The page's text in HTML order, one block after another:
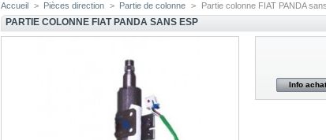
Accueil > Pièces direction > Partie de colonne > Partie colonne FIAT PANDA
PARTIE COLONNE FIAT PANDA SANS ESP
Info